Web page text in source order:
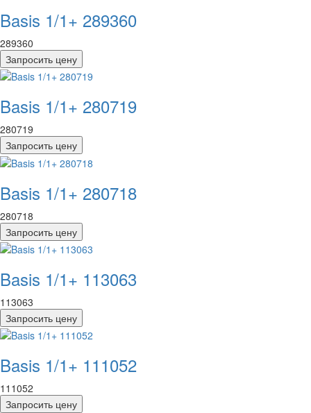
Basis 1/1+ 289360
289360
Запросить цену
Basis 1/1+ 280719
280719
Запросить цену
Basis 1/1+ 280718
280718
Запросить цену
Basis 1/1+ 113063
113063
Запросить цену
Basis 1/1+ 111052
111052
Запросить цену